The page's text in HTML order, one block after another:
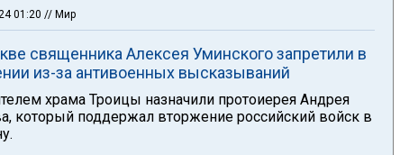
01:20 // Мир
священника Алексея Уминского запретили в
из-за антивоенных высказываний
храма Троицы назначили протоиерея Андрея
который поддержал вторжение российский войск в